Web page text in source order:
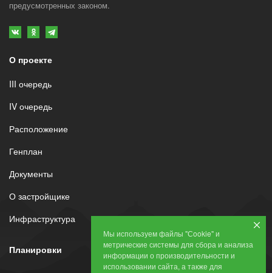
предусмотренных законом.
О проекте
III очередь
IV очередь
Расположение
Генплан
Документы
О застройщике
Инфраструктура
Планировки
Мы используем файлы "Сookie" и
метрические системы для сбора и анализа
информации о производительности и
использовании сайта, а также для